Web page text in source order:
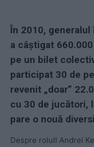
În 2010,
a câștigat
pe un bilet
participat 30 de
revenit „doar”
cu 30 de jucători,
pare o nouă
Despre rolull Andrei